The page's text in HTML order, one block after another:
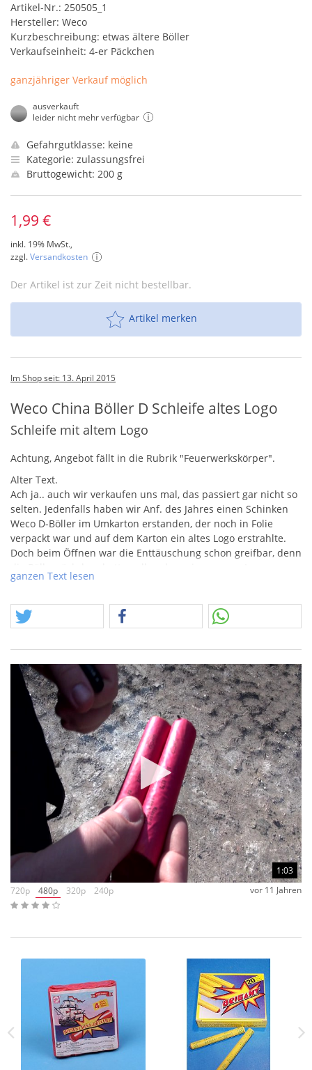
Artikel-Nr.: 250505_1
Hersteller: Weco
Kurzbeschreibung: etwas ältere Böller
Verkaufseinheit: 4-er Päckchen
ganzjähriger Verkauf möglich
ausverkauft
leider nicht mehr verfügbar
Gefahrgutklasse: keine
Kategorie: zulassungsfrei
Bruttogewicht: 200 g
1,99 €
inkl. 19% MwSt.,
zzgl.Versandkosten
Der Artikel ist zur Zeit nicht bestellbar.
Artikel merken
Im Shop seit: 13. April 2015
Weco China Böller D Schleife altes Logo
Schleife mit altem Logo
Achtung, Angebot fällt in die Rubrik "Feuerwerkskörper".
Alter Text.
Ach ja.. auch wir verkaufen uns mal, das passiert gar nicht so
selten. Jedenfalls haben wir Anf. des Jahres einen Schinken
Weco D-Böller im Umkarton erstanden, der noch in Folie
verpackt war und auf dem Karton ein altes Logo erstrahlte.
Doch beim Öffnen war die Enttäuschung schon greifbar, denn
Verdammt, was haben die da nur wieder verpackt, lediglich in
dem ersten Schock, gefielen mir die Teile dann aber doch ein
wenig, der Weco-Schriftzug auf den Böllern selbst ist recht
Also gut, nicht der erhoffte Fund aber trotzdem besser als
nichts.
ganzen Text lesen
1:03
720p
480p 320p 240p vor 11 Jahren